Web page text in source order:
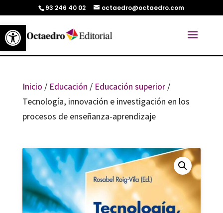
Abrir barra de herramientas
93 246 40 02 octaedro@octaedro.com
Inicio / Educación / Educación superior/
Tecnología, innovación e investigación en los
procesos de enseñanza-aprendizaje